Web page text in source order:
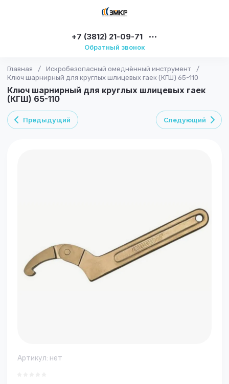
+7 (3812) 21-09-71
Обратный звонок
Главная / Искробезопасный омеднённый инструмент
/
Ключ шарнирный для круглых шлицевых гаек (КГШ) 65-110
Ключ шарнирный для круглых шлицевых гаек
(КГШ) 65-110
Предыдущий Следующий
Артикул: нет